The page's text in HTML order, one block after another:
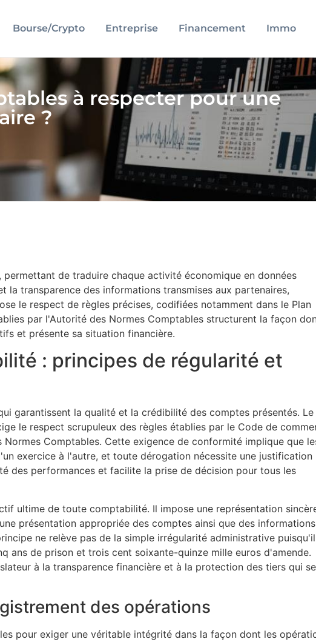
Bourse/Crypto Entreprise Financement Immo
à respecter pour une
?
de traduire chaque activité économique en données
transparence des informations transmises aux partenaires,
le respect de règles précises, codifiées notamment dans le Plan
par l'Autorité des Normes Comptables structurent la façon
et présente sa situation financière.
: principes de régularité et
garantissent la qualité et la crédibilité des comptes présentés. Le
le respect scrupuleux des règles établies par le Code de
Comptables. Cette exigence de conformité implique que
exercice à l'autre, et toute dérogation nécessite une justification
des performances et facilite la prise de décision pour tous les
ultime de toute comptabilité. Il impose une représentation
présentation appropriée des comptes ainsi que des informations
ne relève pas de la simple irrégularité administrative puisqu'il
ans de prison et trois cent soixante-quinze mille euros d'amende.
à la transparence financière et à la protection des tiers qui se
des opérations
pour exiger une véritable intégrité dans la façon dont les